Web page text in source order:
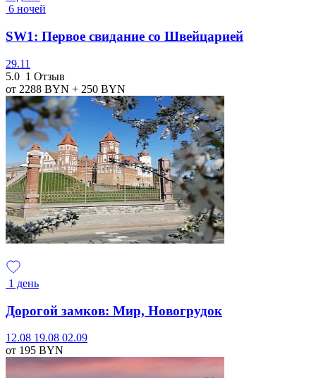
6 ночей
SW1: Первое свидание со Швейцарией
29.11
5.0 1 Отзыв
от 2288 BYN + 250 BYN
1 день
Дорогой замков: Мир, Новогрудок
12.08 19.08 02.09
от 195 BYN